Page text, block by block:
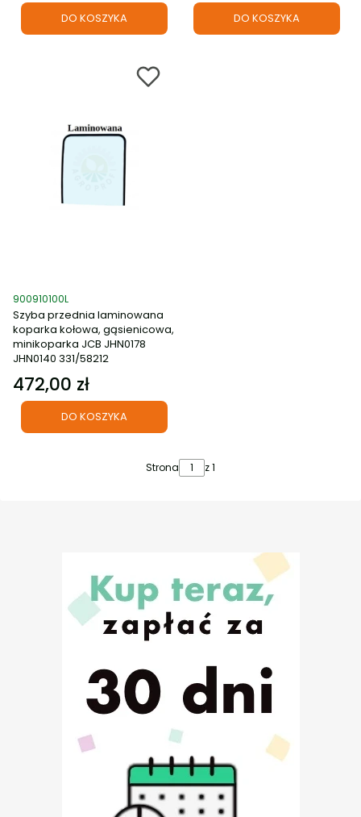
DO KOSZYKA DO KOSZYKA
Kod produktu
900910100L
Szyba przednia laminowana
koparka kołowa, gąsienicowa,
minikoparka JCB JHN0178
JHN0140 331/58212
Cena
472,00 zł
DO KOSZYKA
Strona z 1